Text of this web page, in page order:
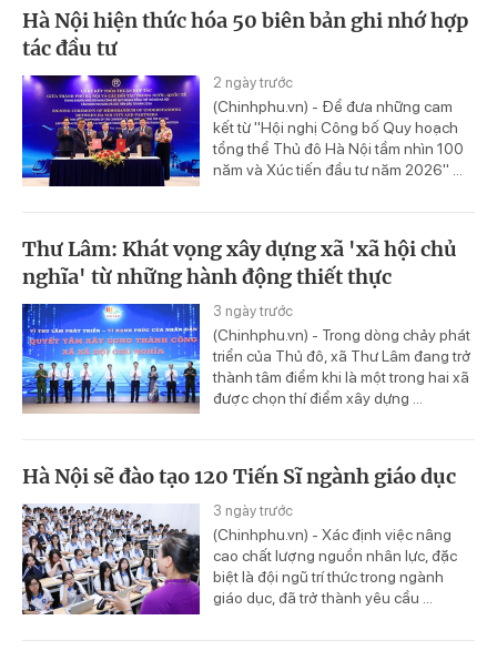
Hà Nội hiện thức hóa 50 biên bản ghi nhớ hợp
tác đầu tư
2 ngày trước
(Chinhphu.vn) - Để đưa những cam
kết từ "Hội nghị Công bố Quy hoạch
tổng thể Thủ đô Hà Nội tầm nhìn 100
năm và Xúc tiến đầu tư năm 2026" ...
Thư Lâm: Khát vọng xây dựng xã 'xã hội chủ
nghĩa' từ những hành động thiết thực
3 ngày trước
(Chinhphu.vn) - Trong dòng chảy phát
triển của Thủ đô, xã Thư Lâm đang trở
thành tâm điểm khi là một trong hai xã
được chọn thí điểm xây dựng ...
Hà Nội sẽ đào tạo 120 Tiến Sĩ ngành giáo dục
3 ngày trước
(Chinhphu.vn) - Xác định việc nâng
cao chất lượng nguồn nhân lực, đặc
biệt là đội ngũ trí thức trong ngành
giáo dục, đã trở thành yêu cầu ...